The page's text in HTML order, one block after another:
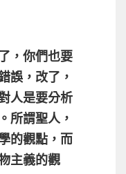
，你們也要
誤，改了，
人是要分析
所謂聖人，
的觀點，而
主義的觀